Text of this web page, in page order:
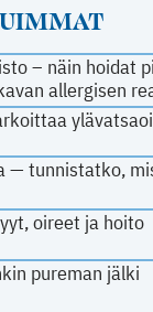
– näin hoidat
allergisen
— tunnistatko,
oireet ja hoito
pureman jälki